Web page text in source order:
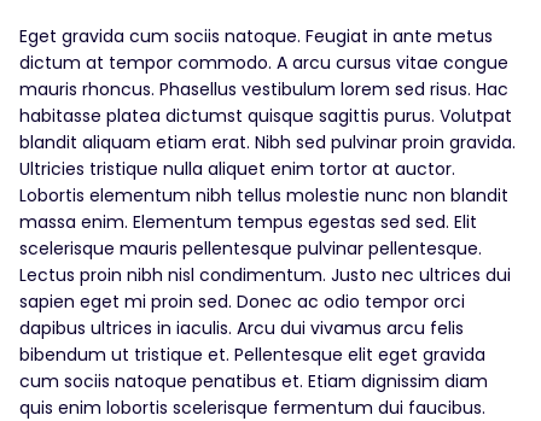
Eget gravida cum sociis natoque. Feugiat in ante metus
dictum at tempor commodo. A arcu cursus vitae congue
mauris rhoncus. Phasellus vestibulum lorem sed risus. Hac
habitasse platea dictumst quisque sagittis purus. Volutpat
blandit aliquam etiam erat. Nibh sed pulvinar proin gravida.
Ultricies tristique nulla aliquet enim tortor at auctor.
Lobortis elementum nibh tellus molestie nunc non blandit
massa enim. Elementum tempus egestas sed sed. Elit
scelerisque mauris pellentesque pulvinar pellentesque.
Lectus proin nibh nisl condimentum. Justo nec ultrices dui
sapien eget mi proin sed. Donec ac odio tempor orci
dapibus ultrices in iaculis. Arcu dui vivamus arcu felis
bibendum ut tristique et. Pellentesque elit eget gravida
cum sociis natoque penatibus et. Etiam dignissim diam
quis enim lobortis scelerisque fermentum dui faucibus.